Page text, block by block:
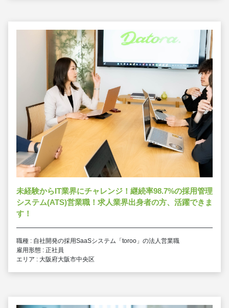
未経験からIT業界にチャレンジ！継続率98.7%の採用管理
システム(ATS)営業職！求人業界出身者の方、活躍できま
す！
職種 : 自社開発の採用SaaSシステム「toroo」の法人営業職
雇用形態 : 正社員
エリア : 大阪府大阪市中央区